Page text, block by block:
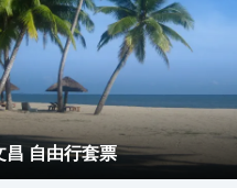
昌 自由行套票